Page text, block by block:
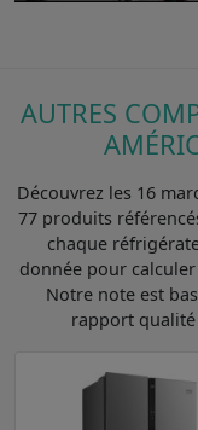
AUTRES
Découvrez les 16
77 produits
chaque
donnée pour
Notre note est
rapport